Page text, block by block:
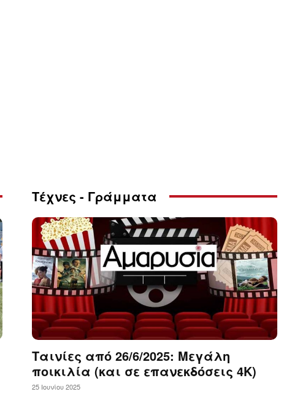
Τέχνες - Γράμματα
Ταινίες από 26/6/2025: Μεγάλη
ποικιλία (και σε επανεκδόσεις 4Κ)
25 Ιουνίου 2025